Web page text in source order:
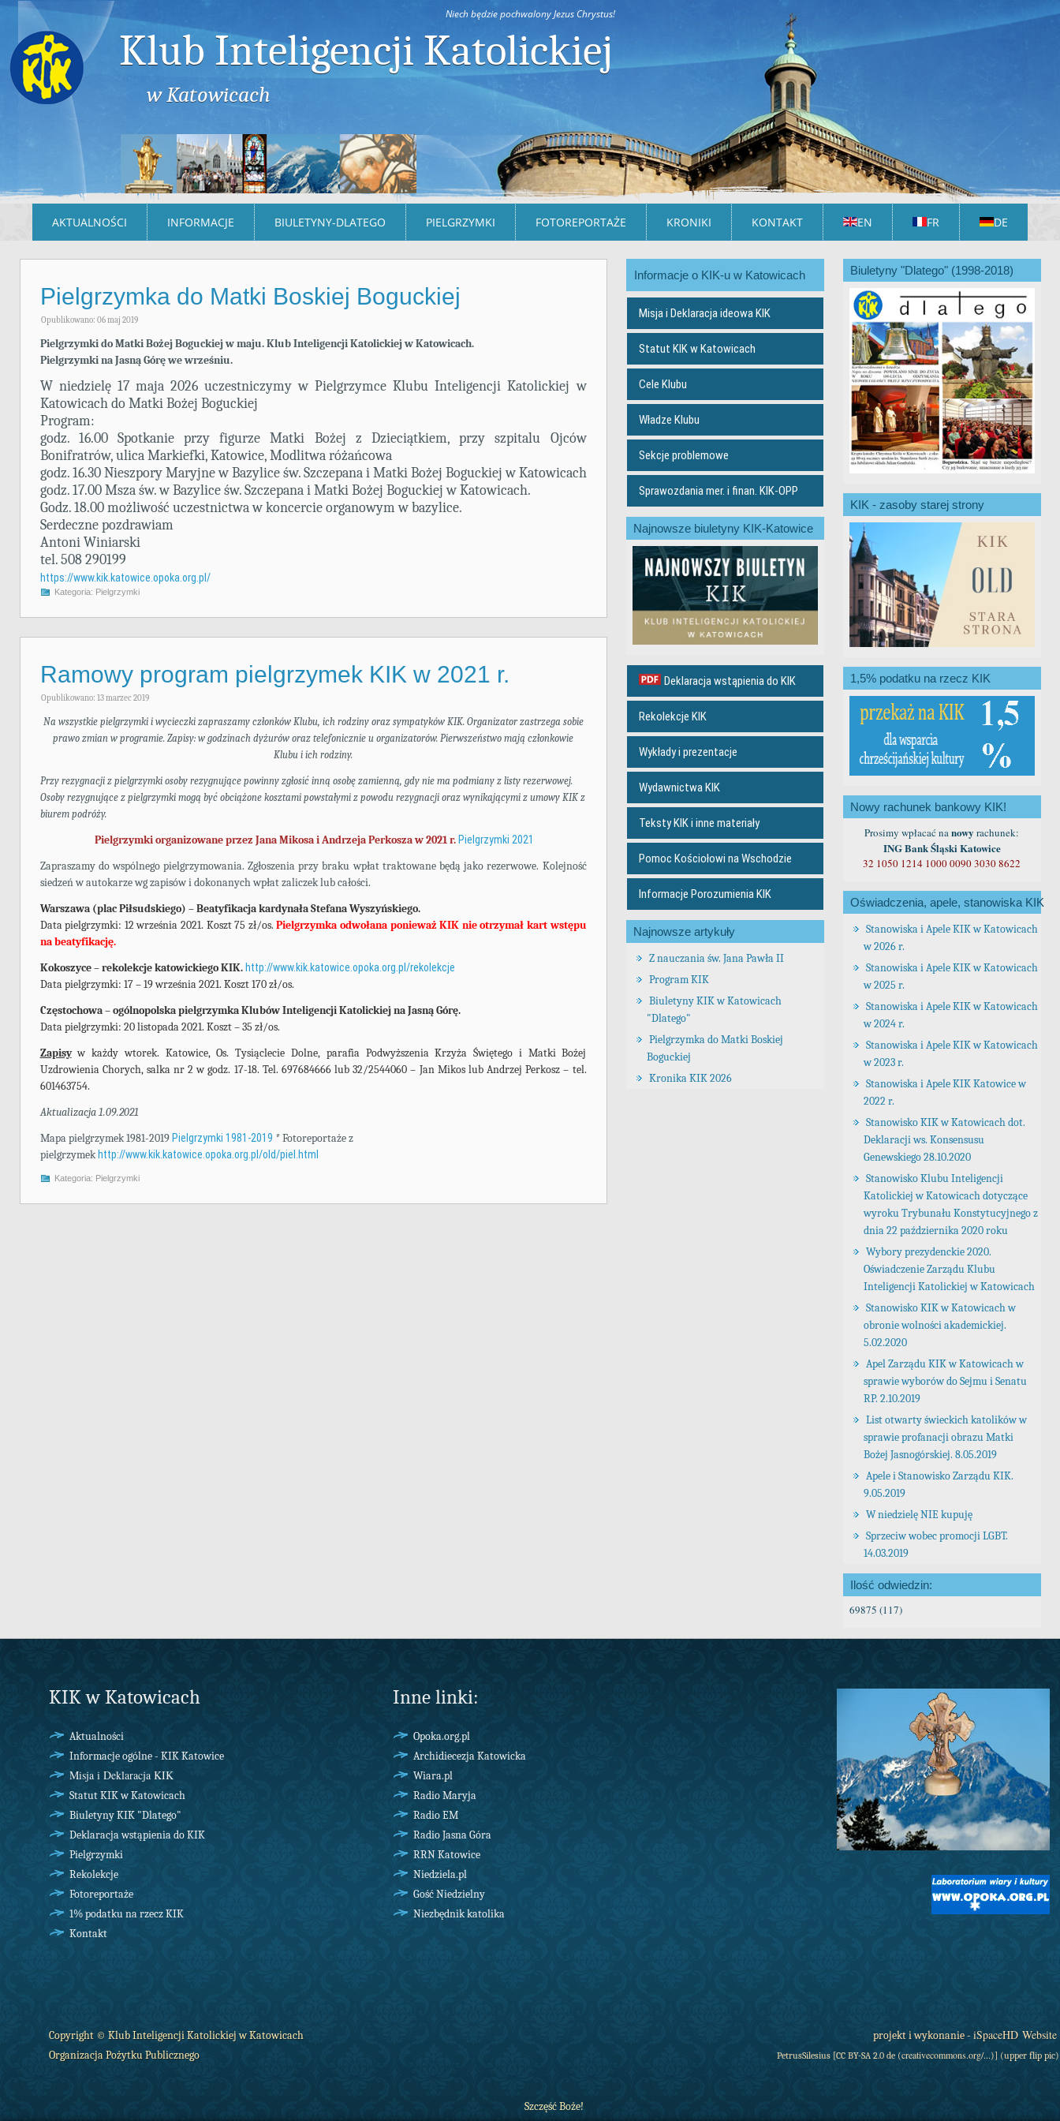
Niech będzie pochwalony Jezus Chrystus!
Klub Inteligencji Katolickiej
w Katowicach
AKTUALNOŚCI INFORMACJE BIULETYNY-DLATEGO PIELGRZYMKI FOTOREPORTAŻE KRONIKI KONTAKT EN FR DE
Pielgrzymka do Matki Boskiej Boguckiej
Opublikowano: 06 maj 2019
Pielgrzymki do Matki Bożej Boguckiej w maju. Klub Inteligencji Katolickiej w Katowicach.
Pielgrzymki na Jasną Górę we wrześniu.
W niedzielę 17 maja 2026 uczestniczymy w Pielgrzymce Klubu Inteligencji Katolickiej w
Katowicach do Matki Bożej Boguckiej
Program:
godz. 16.00 Spotkanie przy figurze Matki Bożej z Dzieciątkiem, przy szpitalu Ojców
Bonifratrów, ulica Markiefki, Katowice, Modlitwa różańcowa
godz. 16.30 Nieszpory Maryjne w Bazylice św. Szczepana i Matki Bożej Boguckiej w Katowicach
godz. 17.00 Msza św. w Bazylice św. Szczepana i Matki Bożej Boguckiej w Katowicach.
Godz. 18.00 możliwość uczestnictwa w koncercie organowym w bazylice.
Serdeczne pozdrawiam
Antoni Winiarski
tel. 508 290199
https://www.kik.katowice.opoka.org.pl/
Kategoria: Pielgrzymki
Ramowy program pielgrzymek KIK w 2021 r.
Opublikowano: 13 marzec 2019
Na wszystkie pielgrzymki i wycieczki zapraszamy członków Klubu, ich rodziny oraz sympatyków KIK. Organizator zastrzega sobie
prawo zmian w programie. Zapisy: w godzinach dyżurów oraz telefonicznie u organizatorów. Pierwszeństwo mają członkowie
Klubu i ich rodziny.
Przy rezygnacji z pielgrzymki osoby rezygnujące powinny zgłosić inną osobę zamienną, gdy nie ma podmiany z listy rezerwowej.
Osoby rezygnujące z pielgrzymki mogą być obciążone kosztami powstałymi z powodu rezygnacji oraz wynikającymi z umowy KIK z
biurem podróży.
Pielgrzymki organizowane przez Jana Mikosa i Andrzeja Perkosza w 2021 r. Pielgrzymki 2021
Zapraszamy do wspólnego pielgrzymowania. Zgłoszenia przy braku wpłat traktowane będą jako rezerwowe. Kolejność
siedzeń w autokarze wg zapisów i dokonanych wpłat zaliczek lub całości.
Warszawa (plac Piłsudskiego) – Beatyfikacja kardynała Stefana Wyszyńskiego.
Data pielgrzymki: 12 września 2021. Koszt 75 zł/os.Pielgrzymka odwołana ponieważ KIK nie otrzymał kart wstępu
na beatyfikację.
Kokoszyce – rekolekcje katowickiego KIK. http://www.kik.katowice.opoka.org.pl/rekolekcje
Data pielgrzymki: 17–19 września 2021. Koszt 170 zł/os.
Częstochowa – ogólnopolska pielgrzymka Klubów Inteligencji Katolickiej na Jasną Górę.
Data pielgrzymki: 20 listopada 2021. Koszt – 35 zł/os.
Zapisyw każdy wtorek. Katowice, Os. Tysiąclecie Dolne, parafia Podwyższenia Krzyża Świętego i Matki Bożej
Uzdrowienia Chorych, salka nr 2 w godz. 17-18. Tel. 697684666 lub 32/2544060 – Jan Mikos lub Andrzej Perkosz – tel.
601463754.
Aktualizacja 1.09.2021
Mapa pielgrzymek 1981-2019 Pielgrzymki 1981-2019 *Fotoreportaże z
pielgrzymek http://www.kik.katowice.opoka.org.pl/old/piel.html
Kategoria: Pielgrzymki
Informacje o KIK-u w Katowicach
Misja i Deklaracja ideowa KIK
Statut KIK w Katowicach
Cele Klubu
Władze Klubu
Sekcje problemowe
Sprawozdania mer. i finan. KIK-OPP
Najnowsze biuletyny KIK-Katowice
Deklaracja wstąpienia do KIK
Rekolekcje KIK
Wykłady i prezentacje
Wydawnictwa KIK
Teksty KIK i inne materiały
Pomoc Kościołowi na Wschodzie
Informacje Porozumienia KIK
Najnowsze artykuły
Z nauczania św. Jana Pawła II
Program KIK
Biuletyny KIK w Katowicach
"Dlatego"
Pielgrzymka do Matki Boskiej
Boguckiej
Kronika KIK 2026
Biuletyny "Dlatego" (1998-2018)
KIK - zasoby starej strony
1,5% podatku na rzecz KIK
Nowy rachunek bankowy KIK!
Prosimy wpłacać nanowy rachunek:
ING Bank Śląski Katowice
32 1050 1214 1000 0090 3030 8622
Oświadczenia, apele, stanowiska KIK
Stanowiska i Apele KIK w Katowicach
w 2026 r.
Stanowiska i Apele KIK w Katowicach
w 2025 r.
Stanowiska i Apele KIK w Katowicach
w 2024 r.
Stanowiska i Apele KIK w Katowicach
w 2023 r.
Stanowiska i Apele KIK Katowice w
2022 r.
Stanowisko KIK w Katowicach dot.
Deklaracji ws. Konsensusu
Genewskiego 28.10.2020
Stanowisko Klubu Inteligencji
Katolickiej w Katowicach dotyczące
wyroku Trybunału Konstytucyjnego z
dnia 22 października 2020 roku
Wybory prezydenckie 2020.
Oświadczenie Zarządu Klubu
Inteligencji Katolickiej w Katowicach
Stanowisko KIK w Katowicach w
obronie wolności akademickiej.
5.02.2020
Apel Zarządu KIK w Katowicach w
sprawie wyborów do Sejmu i Senatu
RP. 2.10.2019
List otwarty świeckich katolików w
sprawie profanacji obrazu Matki
Bożej Jasnogórskiej. 8.05.2019
Apele i Stanowisko Zarządu KIK.
9.05.2019
W niedzielę NIE kupuję
Sprzeciw wobec promocji LGBT.
14.03.2019
Ilość odwiedzin:
69875 (117)
KIK w Katowicach
Aktualności
Informacje ogólne - KIK Katowice
Misja i Deklaracja KIK
Statut KIK w Katowicach
Biuletyny KIK "Dlatego"
Deklaracja wstąpienia do KIK
Pielgrzymki
Rekolekcje
Fotoreportaże
1% podatku na rzecz KIK
Kontakt
Inne linki:
Opoka.org.pl
Archidiecezja Katowicka
Wiara.pl
Radio Maryja
Radio EM
Radio Jasna Góra
RRN Katowice
Niedziela.pl
Gość Niedzielny
Niezbędnik katolika
Copyright © Klub Inteligencji Katolickiej w Katowicach
Organizacja Pożytku Publicznego
projekt i wykonanie -iSpaceHD Website
PetrusSilesius [CC BY-SA 2.0 de (creativecommons.org/...)] (upper flip pic)
Szczęść Boże!